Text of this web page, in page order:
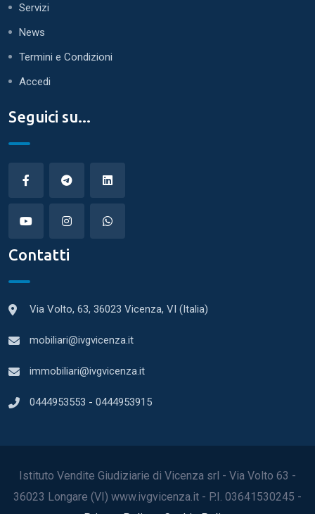
Servizi
News
Termini e Condizioni
Accedi
Seguici su...
Contatti
Via Volto, 63, 36023 Vicenza, VI (Italia)
mobiliari@ivgvicenza.it
immobiliari@ivgvicenza.it
0444953553 - 0444953915
Istituto Vendite Giudiziarie di Vicenza srl - Via Volto 63 -
36023 Longare (VI) www.ivgvicenza.it - P.I. 03641530245 -